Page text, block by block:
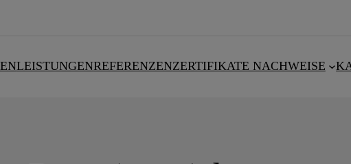
LEISTUNGENREFERENZENZERTIFIKATE NACHWEISE